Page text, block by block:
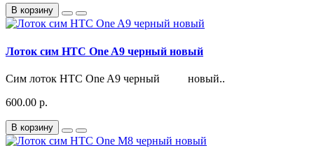
В корзину
Лоток сим HTC One A9 черный новый
Сим лоток HTC One A9 черный новый..
600.00 р.
В корзину